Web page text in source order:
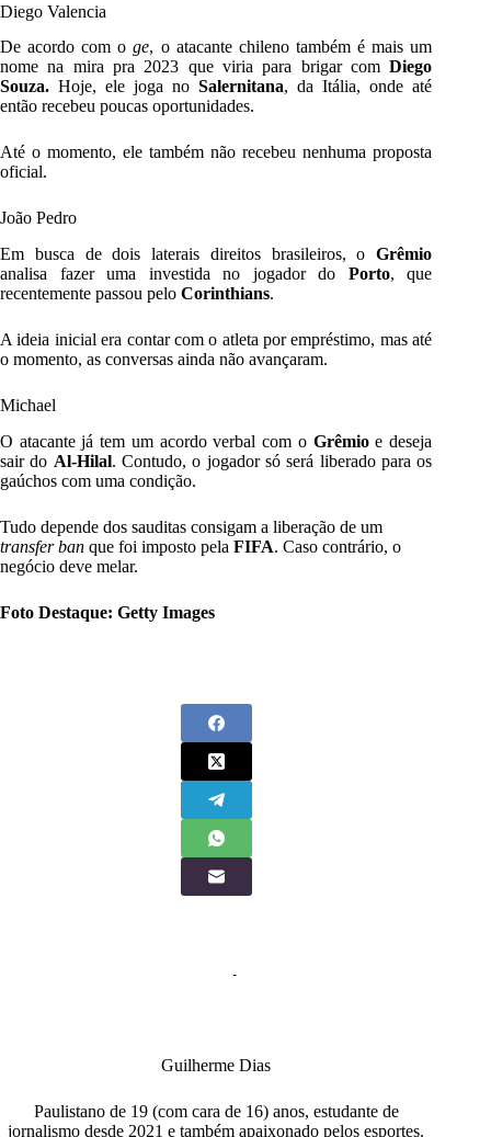
Diego Valencia
De acordo com oge, o atacante chileno também é mais um
nome na mira pra 2023 que viria para brigar comDiego
Souza.Hoje, ele joga noSalernitana, da Itália, onde até
então recebeu poucas oportunidades.
Até o momento, ele também não recebeu nenhuma proposta
oficial.
João Pedro
Em busca de dois laterais direitos brasileiros, oGrêmio
analisa fazer uma investida no jogador do Porto, que
recentemente passou pelo Corinthians.
A ideia inicial era contar com o atleta por empréstimo, mas até
o momento, as conversas ainda não avançaram.
Michael
O atacante já tem um acordo verbal com o Grêmioe deseja
sair do Al-Hilal. Contudo, o jogador só será liberado para os
gaúchos com uma condição.
Tudo depende dos sauditas consigam a liberação de um
transfer ban que foi imposto pela FIFA. Caso contrário, o
negócio deve melar.
Foto Destaque: Getty Images
Guilherme Dias
Paulistano de 19 (com cara de 16) anos, estudante de
jornalismo desde 2021 e também apaixonado pelos esportes.